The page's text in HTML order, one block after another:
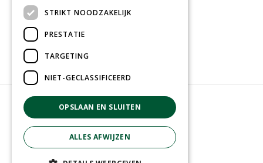
Tuinplanten
© GroenRijk Zevenaar
Green Solutions
Privacy policy
Tuincentrum overzicht
Algemene voorwaarden
STRIKT NOODZAKELIJK
PRESTATIE
TARGETING
NIET-GECLASSIFICEERD
OPSLAAN EN SLUITEN
ALLES AFWIJZEN